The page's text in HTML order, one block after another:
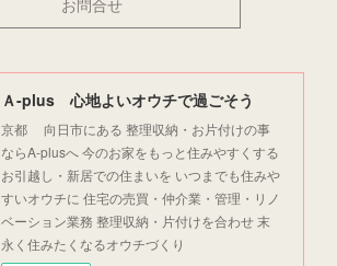
お問合せ
Ａ-plus 心地よいオウチで過ごそう
京都 向日市にある 整理収納・お片付けの事
ならA-plusへ 今のお家をもっと住みやすくする
お引越し・新居での住まいを いつまでも住みや
すいオウチに 住宅の売買・仲介業・管理・リノ
ベーション業務 整理収納・片付けを合わせ 末
永く住みたくなるオウチづくり